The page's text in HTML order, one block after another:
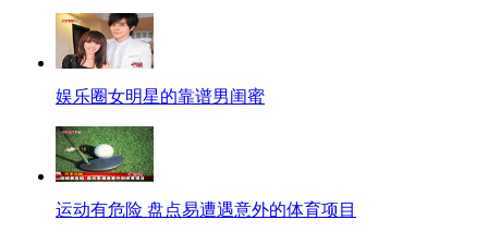
娱乐圈女明星的靠谱男闺蜜
运动有危险 盘点易遭遇意外的体育项目